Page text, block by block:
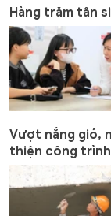
Hàng trăm tân
Vượt nắng gió,
thiện công